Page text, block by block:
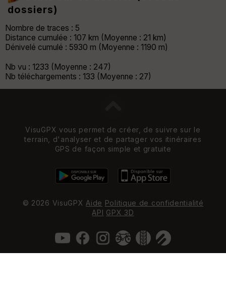
dossiers)
Nombre de traces : 5
Distance cumulée : 107 km (Moyenne : 21 km)
Dénivelé cumulé : 5930 m (Moyenne : 1190 m)
Nb vu : 1233 (Moyenne : 247)
Nb téléchargements : 133 (Moyenne : 27)
VisuGPX vous permet de créer, de suivre sur le
terrain, d'analyser et de partager vos itinéraires
GPS de façon simple et gratuite
© 2026 VisuGPX Aide Politique de confidentialité
API GPX 3D